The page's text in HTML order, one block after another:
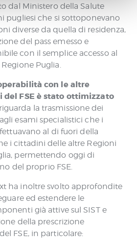
dal Ministero della Salute
pugliesi che si sottoponevano
diverse da quella di residenza,
del pass emesso e
con il semplice accesso al
Puglia.
con le altre
del FSE è stato ottimizzato
la trasmissione dei
esami specialistici che i
al di fuori della
i cittadini delle altre Regioni
permettendo oggi di
del proprio FSE.
ha inoltre svolto approfondite
ed estendere le
già attive sul SIST e
della prescrizione
FSE, in particolare: